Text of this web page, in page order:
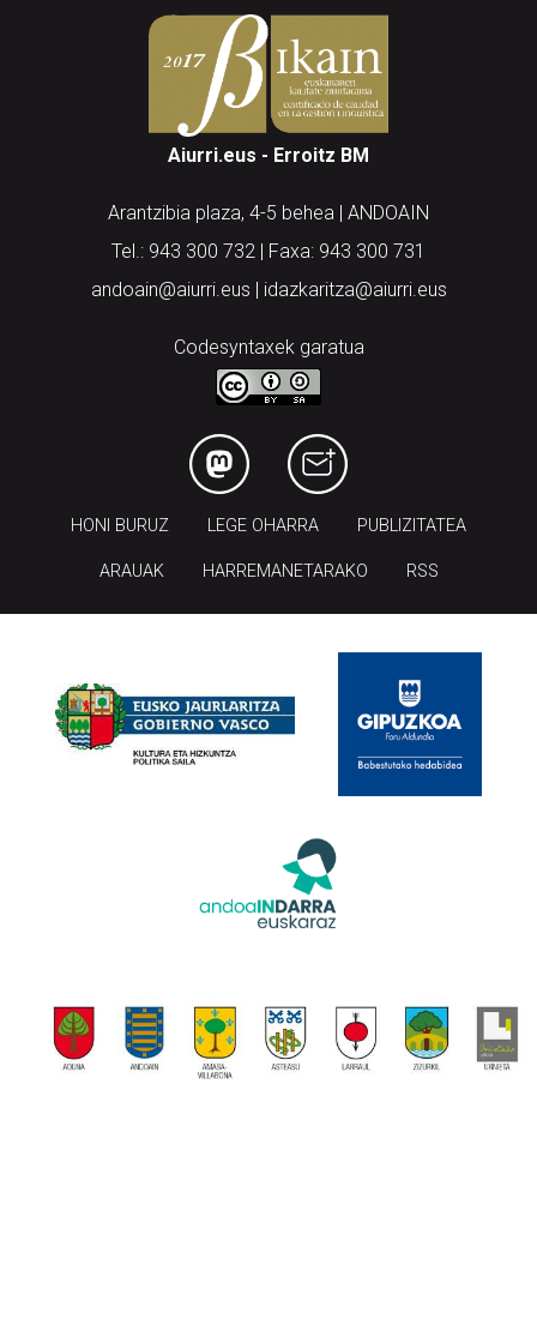
Aiurri.eus - Erroitz BM
Arantzibia plaza, 4-5 behea | ANDOAIN
Tel.: 943 300 732 | Faxa: 943 300 731
andoain@aiurri.eus | idazkaritza@aiurri.eus
Codesyntaxek garatua
HONI BURUZ LEGE OHARRA PUBLIZITATEA
ARAUAK HARREMANETARAKO RSS